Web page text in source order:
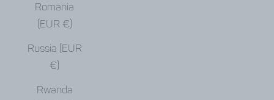
Romania
(EUR €)
Russia (EUR
€)
Rwanda